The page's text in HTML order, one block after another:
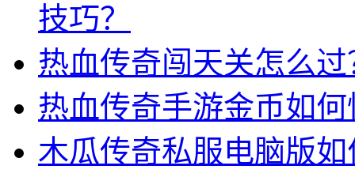
技巧？
热血传奇闯天关怎么
热血传奇手游金币如
木瓜传奇私服电脑版